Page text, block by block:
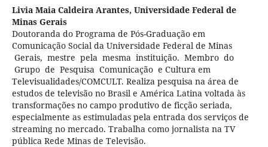
Livia Maia Caldeira Arantes, Universidade Federal de
Minas Gerais
Doutoranda do Programa de Pós-Graduação em
Comunicação Social da Universidade Federal de Minas
Gerais, mestre pela mesma instituição. Membro do
Grupo de Pesquisa Comunicação e Cultura em
Televisualidades/COMCULT. Realiza pesquisa na área de
estudos de televisão no Brasil e América Latina voltada às
transformações no campo produtivo de ficção seriada,
especialmente as estimuladas pela entrada dos serviços de
streaming no mercado. Trabalha como jornalista na TV
pública Rede Minas de Televisão.